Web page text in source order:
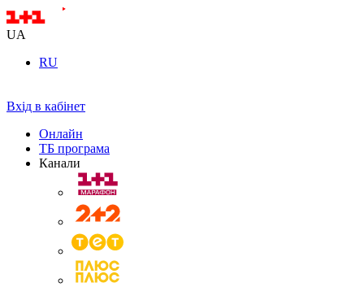
UA
RU
Вхід в кабінет
Онлайн
ТБ програма
Канали